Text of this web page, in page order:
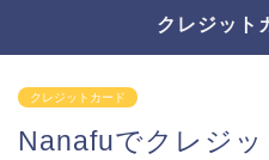
クレジット
クレジットカード
Nanafuでクレジ